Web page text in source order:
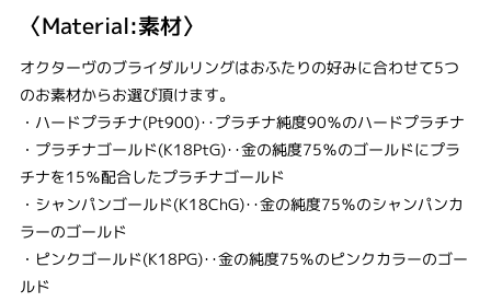
〈Material:素材〉
オクターヴのブライダルリングはおふたりの好みに合わせて5つ
のお素材からお選び頂けます。
・ハードプラチナ(Pt900)‥プラチナ純度90％のハードプラチナ
・プラチナゴールド(K18PtG)‥金の純度75％のゴールドにプラ
チナを15％配合したプラチナゴールド
・シャンパンゴールド(K18ChG)‥金の純度75％のシャンパンカ
ラーのゴールド
・ピンクゴールド(K18PG)‥金の純度75％のピンクカラーのゴー
ルド